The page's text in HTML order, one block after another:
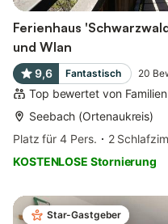
Ferienhaus
und Wlan
9,6 Fantastisch 20
Top bewertet von Familien
Seebach (Ortenaukreis)
Platz für 4 Pers.
2
KOSTENLOSE Stornierung
Star-Gastgeber